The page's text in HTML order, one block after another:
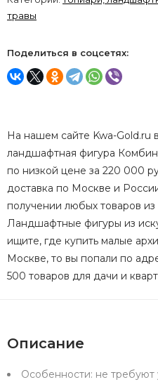
травы
Поделиться в соцсетях:
На нашем сайте Kwa-Gold.ru
ландшафтная фигура
по низкой цене за 220 000
доставка по Москве и
получении любых товаров из
Ландшафтные фигуры из
ищите, где купить малые
Москве, то вы попали по
500 товаров для дачи и
Описание
Особенности: не требуют